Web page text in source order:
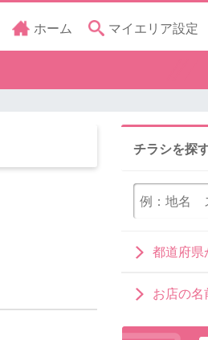
ホーム マイエリア設定
チラシを探
都道府県
お店の名